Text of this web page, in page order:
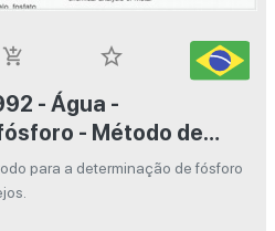
add_shopping_cart
star_border
- Método de
para a determinação de fósforo